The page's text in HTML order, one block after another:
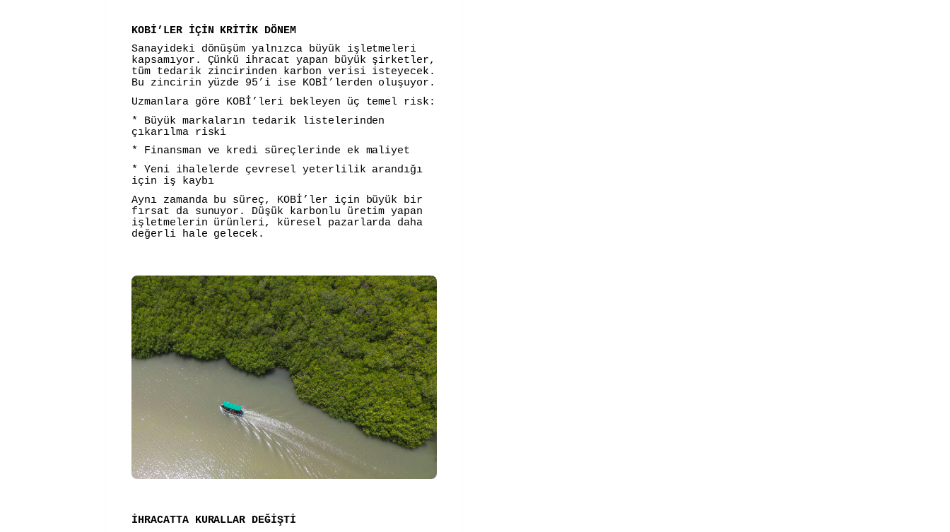
KOBİ’LER İÇİN KRİTİK DÖNEM
Sanayideki dönüşüm yalnızca büyük işletmeleri
kapsamıyor. Çünkü ihracat yapan büyük şirketler,
tüm tedarik zincirinden karbon verisi isteyecek.
Bu zincirin yüzde 95’i ise KOBİ’lerden oluşuyor.
Uzmanlara göre KOBİ’leri bekleyen üç temel risk:
* Büyük markaların tedarik listelerinden
çıkarılma riski
* Finansman ve kredi süreçlerinde ek maliyet
* Yeni ihalelerde çevresel yeterlilik arandığı
için iş kaybı
Aynı zamanda bu süreç, KOBİ’ler için büyük bir
fırsat da sunuyor. Düşük karbonlu üretim yapan
işletmelerin ürünleri, küresel pazarlarda daha
değerli hale gelecek.
İHRACATTA KURALLAR DEĞİŞTİ